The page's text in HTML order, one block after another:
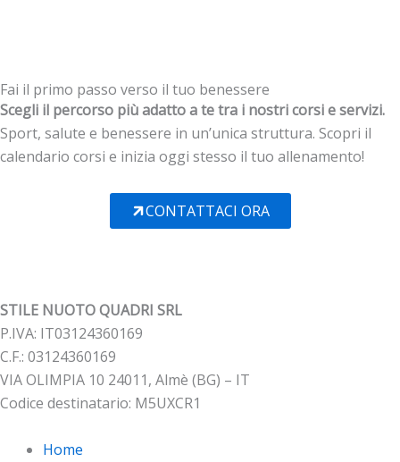
Fai il primo passo verso il tuo benessere
Scegli il percorso più adatto a te tra i nostri corsi e servizi.
Sport, salute e benessere in un’unica struttura. Scopri il
calendario corsi e inizia oggi stesso il tuo allenamento!
CONTATTACI ORA
STILE NUOTO QUADRI SRL
P.IVA: IT03124360169
C.F.: 03124360169
VIA OLIMPIA 10 24011, Almè (BG) – IT
Codice destinatario: M5UXCR1
Home